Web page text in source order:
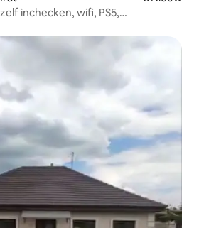
inchecken, wifi, PS5,